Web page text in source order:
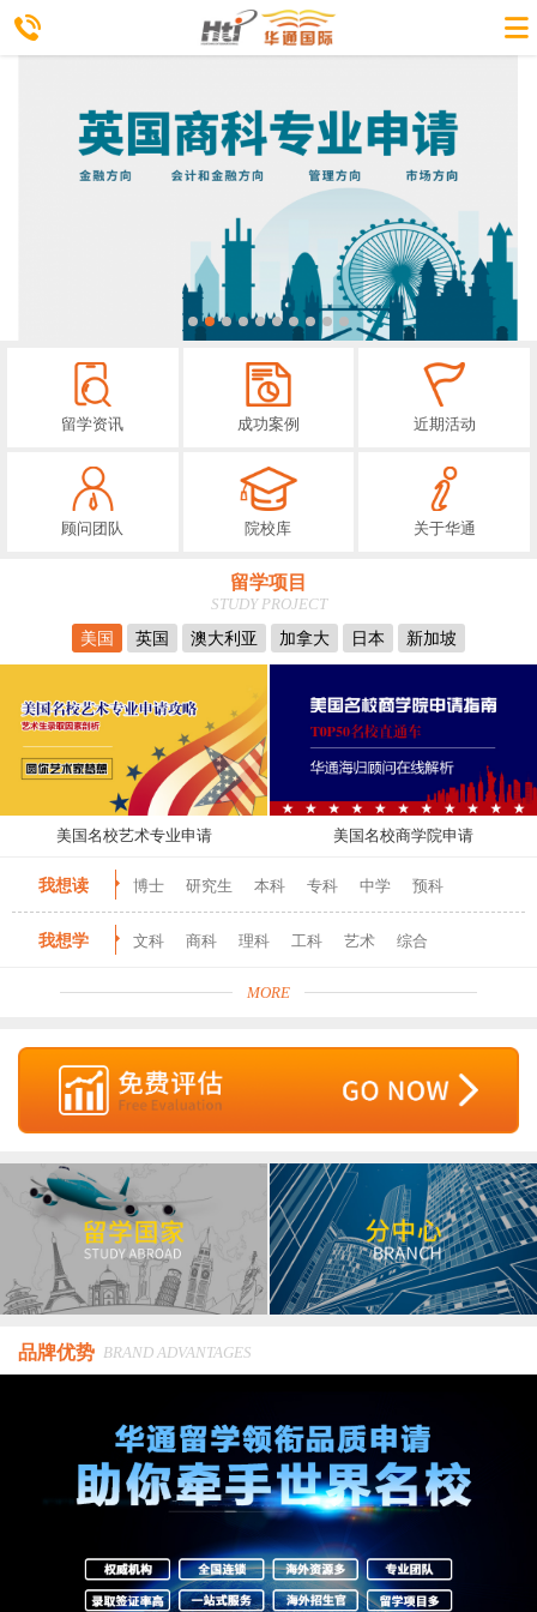
留学资讯 成功案例 近期活动
顾问团队 院校库 关于华通
留学项目
STUDY PROJECT
美国
英国 澳大利亚 加拿大 日本 新加坡
美国名校艺术专业申请 美国名校商学院申请
我想读 博士 研究生 本科 专科 中学 预科
我想学 文科 商科 理科 工科 艺术 综合
MORE
品牌优势 BRAND ADVANTAGES